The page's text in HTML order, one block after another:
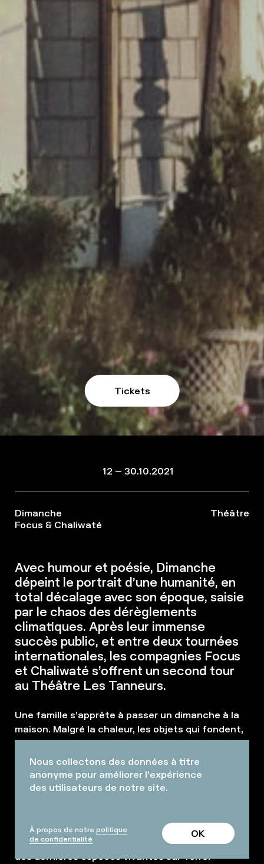
Tickets
12 – 30.10.2021
Dimanche
Focus & Chaliwaté
Théâtre
Avec humour et poésie, Dimanche
dépeint le portrait d’une humanité, en
total décalage avec son époque, saisie
par le chaos des dérèglements
climatiques. Après leur immense
succès public, et entre deux tournées
internationales, les compagnies Focus
et Chaliwaté s’offrent un second tour
au Théâtre Les Tanneurs.
Une famille s’apprête à passer un dimanche à la
maison. Malgré la chaleur, les objets qui fondent,
un vent à décorner les bœufs et le déluge qui fait
rage, la vie suit son cours. Alors que tout se
transforme et s’effondre, l’être humain déploie
une surprenante inventivité pour tenter de
monde, une équipe de reporters animaliers
préparent un documentaire témoignant de la vie
des dernières espèces vivantes sur Terre.
Nous collectons des données à titre
anonyme pour améliorer l'expérience
des utilisateurs de notre site.
À propos de notre politique
de confidentialité
OK